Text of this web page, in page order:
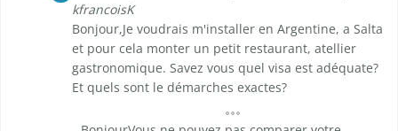
kfrancoisK
Bonjour,Je voudrais m'installer en Argentine, a Salta
et pour cela monter un petit restaurant, atellier
gastronomique. Savez vous quel visa est adéquate?
Et quels sont le démarches exactes?